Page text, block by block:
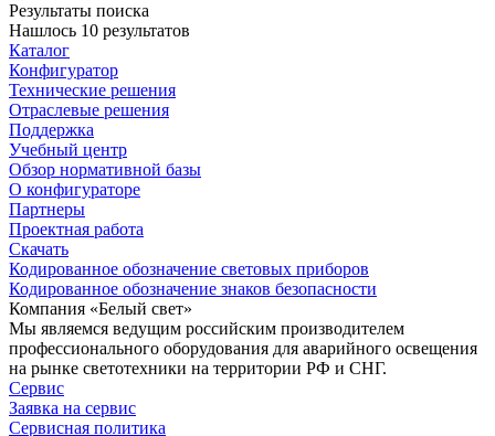
Результаты поиска
Нашлось 10 результатов
Каталог
Конфигуратор
Технические решения
Отраслевые решения
Поддержка
Учебный центр
Обзор нормативной базы
О конфигураторе
Партнеры
Проектная работа
Скачать
Кодированное обозначение световых приборов
Кодированное обозначение знаков безопасности
Компания «Белый свет»
Мы являемся ведущим российским производителем
профессионального оборудования для аварийного освещения
на рынке светотехники на территории РФ и СНГ.
Сервис
Заявка на сервис
Сервисная политика